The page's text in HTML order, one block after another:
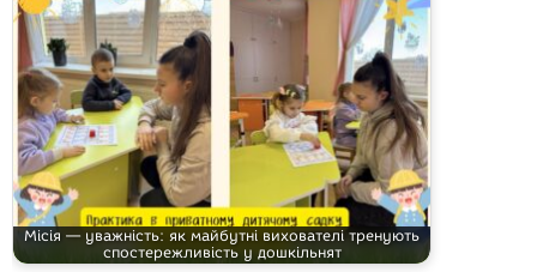
Місія — уважність: як майбутні вихователі тренують
спостережливість у дошкільнят